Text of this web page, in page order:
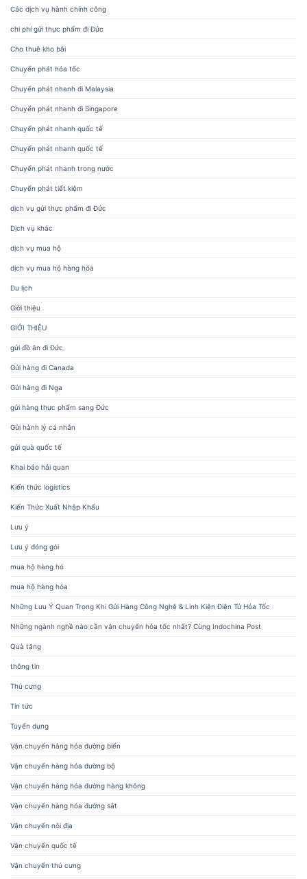
Các dịch vụ hành chính công
chi phí gửi thực phẩm đi Đức
Cho thuê kho bãi
Chuyển phát hỏa tốc
Chuyển phát nhanh đi Malaysia
Chuyển phát nhanh đi Singapore
Chuyển phát nhanh quốc tế
Chuyển phát nhanh quốc tế
Chuyển phát nhanh trong nước
Chuyển phát tiết kiệm
dịch vụ gửi thực phẩm đi Đức
Dịch vụ khác
dịch vụ mua hộ
dịch vụ mua hộ hàng hóa
Du lịch
Giới thiệu
GIỚI THIỆU
gửi đồ ăn đi Đức
Gửi hàng đi Canada
Gửi hàng đi Nga
gửi hàng thực phẩm sang Đức
Gửi hành lý cá nhân
gửi quà quốc tế
Khai báo hải quan
Kiến thức logistics
Kiến Thức Xuất Nhập Khẩu
Lưu ý
Lưu ý đóng gói
mua hộ hàng hó
mua hộ hàng hóa
Những Lưu Ý Quan Trọng Khi Gửi Hàng Công Nghệ & Linh Kiện Điện Tử Hỏa Tốc
Những ngành nghề nào cần vận chuyển hỏa tốc nhất? Cùng Indochina Post
Quà tặng
thông tin
Thú cưng
Tin tức
Tuyển dụng
Vận chuyển hàng hóa đường biển
Vận chuyển hàng hóa đường bộ
Vận chuyển hàng hóa đường hàng không
Vận chuyển hàng hóa đường sắt
Vận chuyển nội địa
Vận chuyển quốc tế
Vận chuyển thú cưng